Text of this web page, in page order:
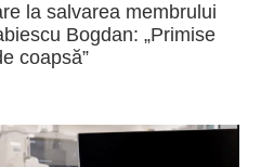
la salvarea membrului
Bogdan: „Primise
coapsă”